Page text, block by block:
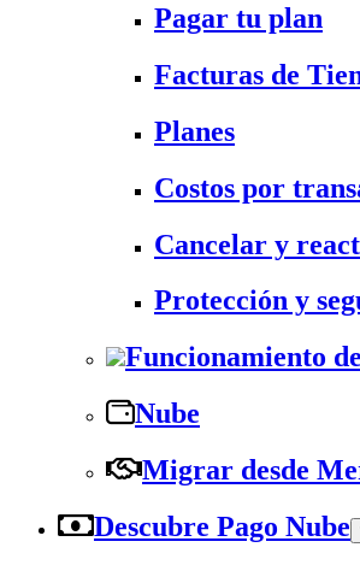
Pagar tu plan
Facturas de
Planes
Costos por
Cancelar y
Protección y
Funcionamiento
Nube
Migrar desde
Descubre Pago Nube